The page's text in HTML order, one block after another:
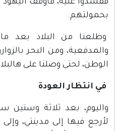
ففسدوا عليه، فأوقف اليهود
بحمولتهم.
وطلعنا من البلاد بعد
والمدفعية، ومن البحر
الوطن، لحتى وصلنا على
في انتظار العودة
واليوم، بعد ثلاثة وستين
لأرجع فيها إلى مدينتي،